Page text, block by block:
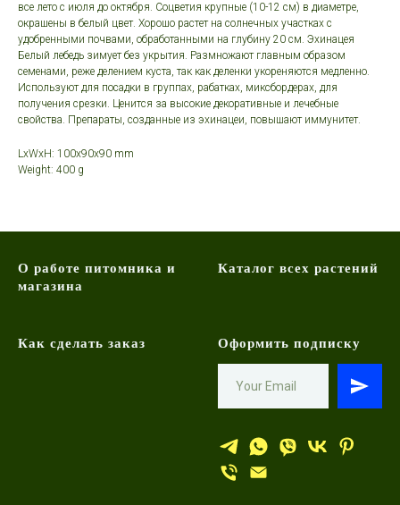
все лето с июля до октября. Соцветия крупные (10-12 см) в диаметре,
окрашены в белый цвет. Хорошо растет на солнечных участках с
удобренными почвами, обработанными на глубину 20 см. Эхинацея
Белый лебедь зимует без укрытия. Размножают главным образом
семенами, реже делением куста, так как деленки укореняются медленно.
Используют для посадки в группах, рабатках, миксбордерах, для
получения срезки. Ценится за высокие декоративные и лечебные
свойства. Препараты, созданные из эхинацеи, повышают иммунитет.
LxWxH: 100x90x90 mm
Weight: 400 g
О работе питомника и
магазина
Каталог всех растений
Как сделать заказ Оформить подписку